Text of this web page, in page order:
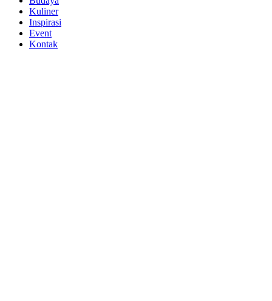
Kuliner
Inspirasi
Event
Kontak